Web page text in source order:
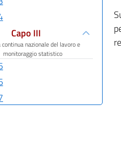
Capo III
continua nazionale del lavoro e
monitoraggio statistico